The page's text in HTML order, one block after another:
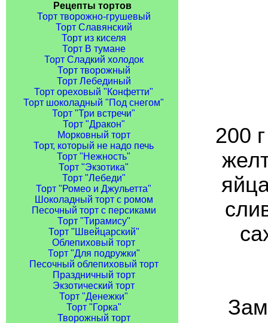
Рецепты тортов
Торт творожно-грушевый
Торт Славянский
Торт из киселя
Торт В тумане
Торт Сладкий холодок
Торт творожный
Торт Лебединый
Торт ореховый "Конфетти"
Торт шоколадный "Под снегом"
Торт "Три встречи"
Торт "Дракон"
Морковный торт
Торт, который не надо печь
Торт "Нежность"
Торт "Экзотика"
Торт "Лебеди"
Торт "Ромео и Джульетта"
Шоколадный торт с ромом
Песочный торт с персиками
Торт "Тирамису"
Торт "Швейцарский"
Облепиховый торт
Торт "Для подружки"
Песочный облепиховый торт
Праздничный торт
Экзотический торт
Торт "Денежки"
Торт "Горка"
Творожный торт
200